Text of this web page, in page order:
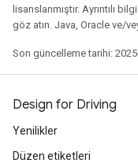
lisanslanmıştır. Ayrıntılı
göz atın. Java, Oracle ve/
Son güncelleme tarihi:
Design for Driving
Yenilikler
Düzen etiketleri